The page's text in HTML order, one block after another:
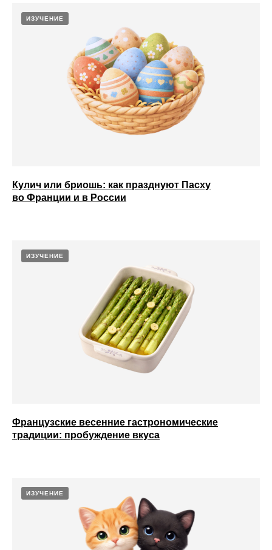
ИЗУЧЕНИЕ
Кулич или бриошь: как празднуют Пасху
во Франции и в России
ИЗУЧЕНИЕ
Французские весенние гастрономические
традиции: пробуждение вкуса
ИЗУЧЕНИЕ